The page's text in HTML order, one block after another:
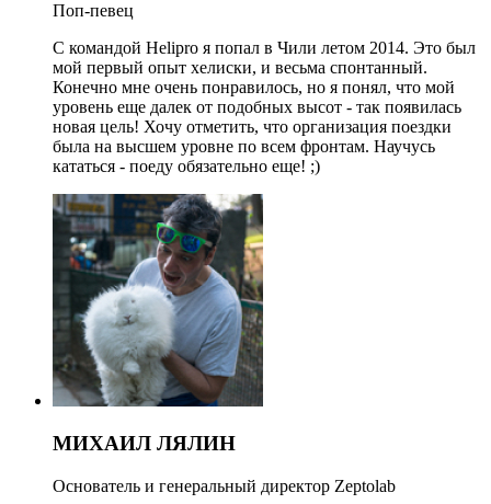
Поп-певец
С командой Helipro я попал в Чили летом 2014. Это был
мой первый опыт хелиски, и весьма спонтанный.
Конечно мне очень понравилось, но я понял, что мой
уровень еще далек от подобных высот - так появилась
новая цель! Хочу отметить, что организация поездки
была на высшем уровне по всем фронтам. Научусь
кататься - поеду обязательно еще! ;)
МИХАИЛ ЛЯЛИН
Основатель и генеральный директор Zeptolab